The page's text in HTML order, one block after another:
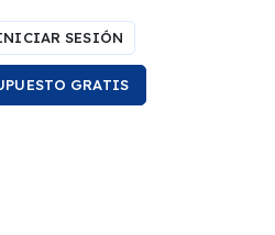
SESIÓN
GRATIS